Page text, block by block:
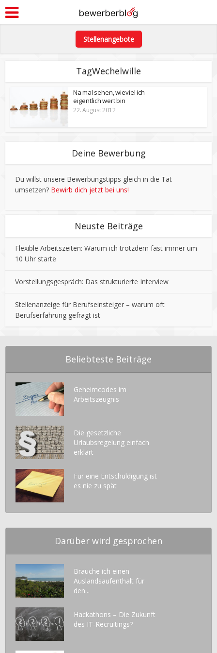
Stellenangebote
TagWechelwille
Na mal sehen, wieviel ich
eigentlich wert bin
22. August 2012
Deine Bewerbung
Du willst unsere Bewerbungstipps gleich in die Tat
umsetzen? Bewirb dich jetzt bei uns!
Neuste Beiträge
Flexible Arbeitszeiten: Warum ich trotzdem fast immer um
10 Uhr starte
Vorstellungsgespräch: Das strukturierte Interview
Stellenanzeige für Berufseinsteiger – warum oft
Berufserfahrung gefragt ist
Beliebteste Beiträge
Geheimcodes im
Arbeitszeugnis
Die gesetzliche
Urlaubsregelung einfach
erklärt
Für eine Entschuldigung ist
es nie zu spät
Darüber wird gesprochen
Brauche ich einen
Auslandsaufenthalt für
den...
Hackathons – Die Zukunft
des IT-Recruitings?